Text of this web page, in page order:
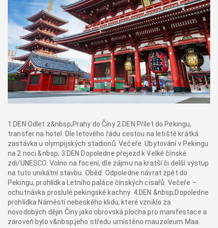
1.DEN Odlet z&nbsp;Prahy do Číny 2.DEN Přílet do Pekingu,
transfer na hotel. Dle letového řádu cestou na letiště krátká
zastávka u olympijských stadionů. Večeře. Ubytování v Pekingu
na 2 noci.&nbsp; 3.DEN Dopoledne přejezd k Velké čínské
zdi/UNESCO. Volno na focení, dle zájmu na kratší či delší výstup
na tuto unikátní stavbu. Oběd. Odpoledne návrat zpět do
Pekingu, prohlídka Letního paláce čínských císařů. Večeře –
ochutnávka proslulé pekingské kachny. 4.DEN &nbsp;Dopoledne
prohlídka Náměstí nebeského klidu, které vzniklo za
novodobých dějin Číny jako obrovská plocha pro manifestace a
zároveň bylo v&nbsp;jeho středu umístěno mauzoleum Maa.